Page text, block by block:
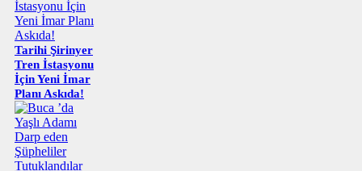
Tarihi Şirinyer
Tren İstasyonu
İçin Yeni İmar
Planı Askıda!